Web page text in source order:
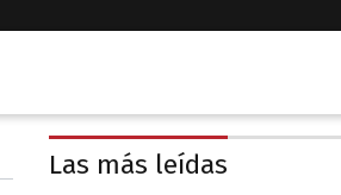
Las más leídas